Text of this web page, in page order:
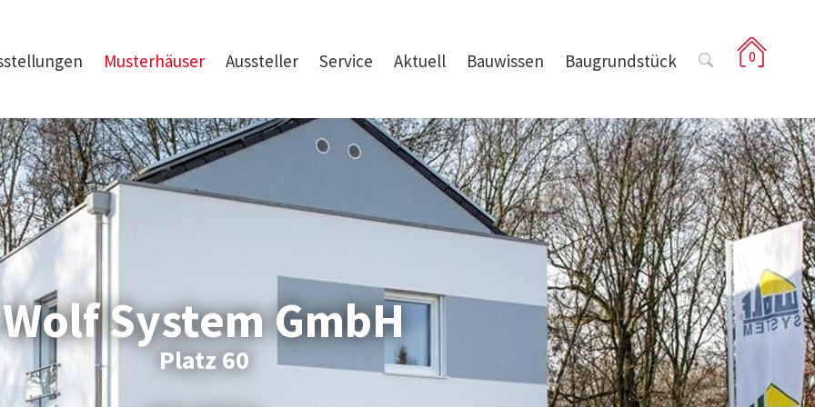
0
Musterhäuser Aussteller Service Aktuell Bauwissen Baugrundstück
Wolf System GmbH
Platz 60